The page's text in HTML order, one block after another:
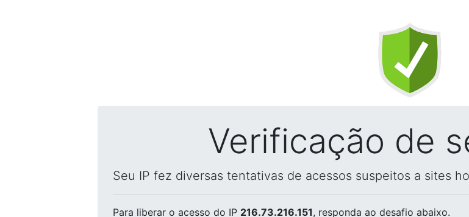
Verificação de
Seu IP fez diversas tentativas de acessos suspeitos a sites
Para liberar o acesso do IP 216.73.216.151, responda ao desafio abaixo.